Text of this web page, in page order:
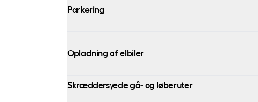
Parkering
Opladning af elbiler
Skræddersyede gå- og løberuter